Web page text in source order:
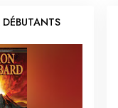
DÉBUTANTS